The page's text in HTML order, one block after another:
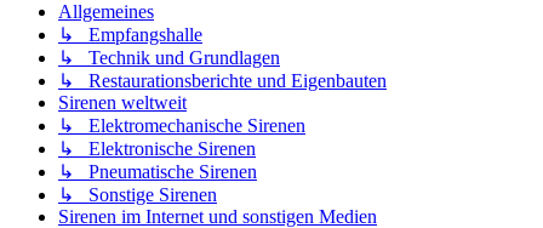
Allgemeines
↳ Empfangshalle
↳ Technik und Grundlagen
↳ Restaurationsberichte und Eigenbauten
Sirenen weltweit
↳ Elektromechanische Sirenen
↳ Elektronische Sirenen
↳ Pneumatische Sirenen
↳ Sonstige Sirenen
Sirenen im Internet und sonstigen Medien